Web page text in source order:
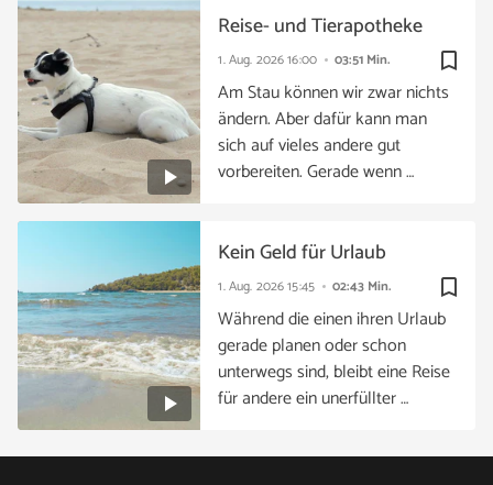
bookmark_border
1. Aug. 202616:00 03:51 Min.
Reise- und Tierapotheke
Am Stau können wir zwar nichts
ändern. Aber dafür kann man
sich auf vieles andere gut
vorbereiten. Gerade wenn …
bookmark_border
1. Aug. 202615:45 02:43 Min.
Kein Geld für Urlaub
Während die einen ihren Urlaub
gerade planen oder schon
unterwegs sind, bleibt eine Reise
für andere ein unerfüllter …